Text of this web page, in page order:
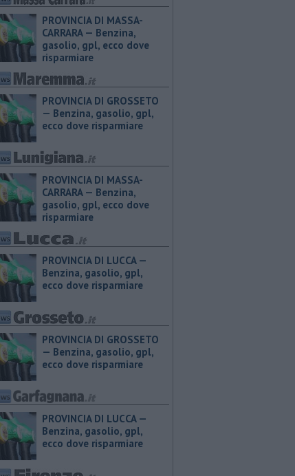
PROVINCIA DI MASSA-
CARRARA — ​Benzina,
gasolio, gpl, ecco dove
risparmiare
PROVINCIA DI GROSSETO
— ​Benzina, gasolio, gpl,
ecco dove risparmiare
PROVINCIA DI MASSA-
CARRARA — ​Benzina,
gasolio, gpl, ecco dove
risparmiare
PROVINCIA DI LUCCA — ​
Benzina, gasolio, gpl,
ecco dove risparmiare
PROVINCIA DI GROSSETO
— ​Benzina, gasolio, gpl,
ecco dove risparmiare
PROVINCIA DI LUCCA — ​
Benzina, gasolio, gpl,
ecco dove risparmiare